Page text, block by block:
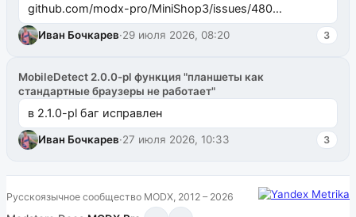
github.com/modx-pro/MiniShop3/issues/480
github.com/modx-pro/MiniShop3/issues/481Исправим
в б...
Иван Бочкарев·29 июля 2026, 08:20 3
MobileDetect 2.0.0-pl функция "планшеты как
стандартные браузеры не работает"
в 2.1.0-pl баг исправлен
Иван Бочкарев·27 июля 2026, 10:33 3
Русскоязычное сообщество MODX, 2012 – 2026